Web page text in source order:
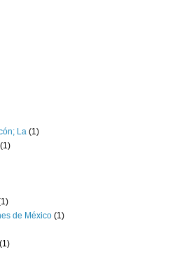
La (1)
(1)
de México (1)
(1)